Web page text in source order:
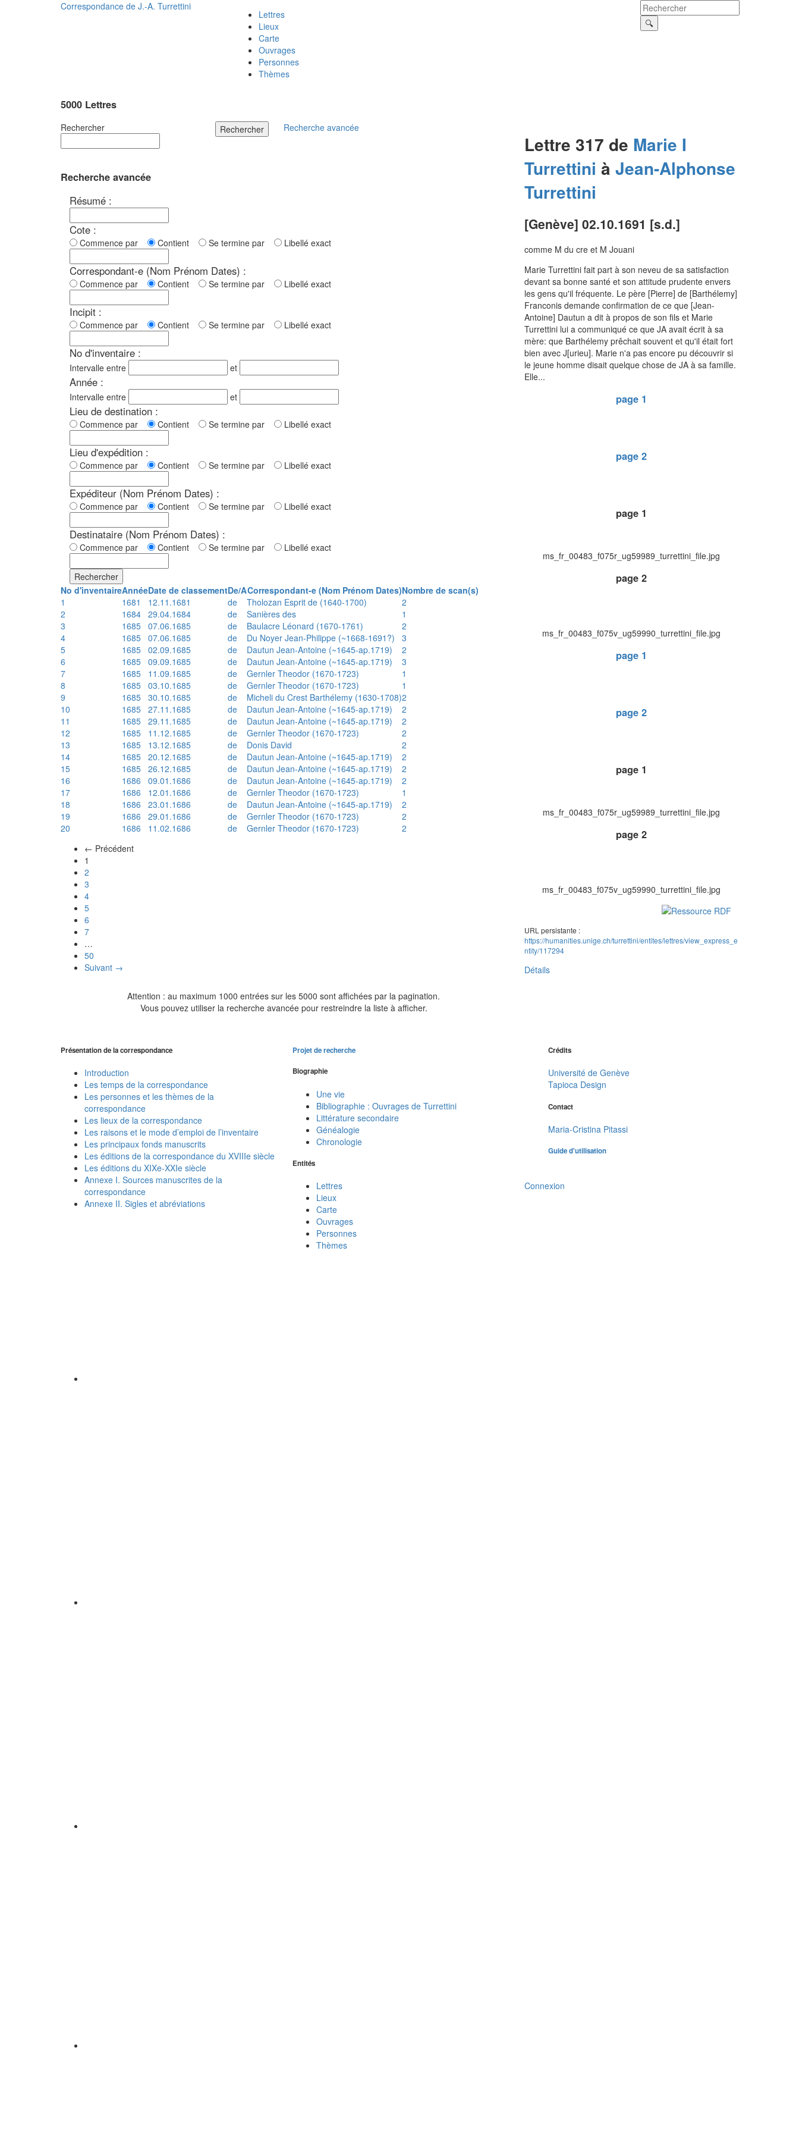
Correspondance de J.-A. Turrettini
Lettres
Lieux
Carte
Ouvrages
Personnes
Thèmes
5000 Lettres
Rechercher Rechercher Recherche avancée
Recherche avancée
Résumé :
Cote :
Commence par Contient Se termine par Libellé exact
Correspondant-e (Nom Prénom Dates) :
Commence par Contient Se termine par Libellé exact
Incipit :
Commence par Contient Se termine par Libellé exact
No d'inventaire :
Intervalle entre et
Année :
Intervalle entre et
Lieu de destination :
Commence par Contient Se termine par Libellé exact
Lieu d'expédition :
Commence par Contient Se termine par Libellé exact
Expéditeur (Nom Prénom Dates) :
Commence par Contient Se termine par Libellé exact
Destinataire (Nom Prénom Dates) :
Commence par Contient Se termine par Libellé exact
Rechercher
No d'inventaireAnnéeDate de classementDe/ACorrespondant-e (Nom Prénom Dates)Nombre de scan(s)
1
1681 12.11.1681 de Tholozan Esprit de (1640-1700)
2
2
1684 29.04.1684 de Sanières des
1
3
1685 07.06.1685 de Baulacre Léonard (1670-1761)
2
4
1685 07.06.1685 de Du Noyer Jean-Philippe (~1668-1691?)
3
5
1685 02.09.1685 de Dautun Jean-Antoine (~1645-ap.1719)
2
6
1685 09.09.1685 de Dautun Jean-Antoine (~1645-ap.1719)
3
7
1685 11.09.1685 de Gernler Theodor (1670-1723)
1
8
1685 03.10.1685 de Gernler Theodor (1670-1723)
1
9
1685 30.10.1685 de Micheli du Crest Barthélemy (1630-1708)2
10
1685 27.11.1685 de Dautun Jean-Antoine (~1645-ap.1719)
2
11
1685 29.11.1685 de Dautun Jean-Antoine (~1645-ap.1719)
2
12
1685 11.12.1685 de Gernler Theodor (1670-1723)
2
13
1685 13.12.1685 de Donis David
2
14
1685 20.12.1685 de Dautun Jean-Antoine (~1645-ap.1719)
2
15
1685 26.12.1685 de Dautun Jean-Antoine (~1645-ap.1719)
2
16
1686 09.01.1686 de Dautun Jean-Antoine (~1645-ap.1719)
2
17
1686 12.01.1686 de Gernler Theodor (1670-1723)
1
18
1686 23.01.1686 de Dautun Jean-Antoine (~1645-ap.1719)
2
19
1686 29.01.1686 de Gernler Theodor (1670-1723)
2
20
1686 11.02.1686 de Gernler Theodor (1670-1723)
2
← Précédent
1
2
3
4
5
6
7
…
50
Suivant →
Attention : au maximum 1000 entrées sur les 5000 sont affichées par la pagination.
Vous pouvez utiliser la recherche avancée pour restreindre la liste à afficher.
Lettre 317 de Marie I
Turrettini à Jean-Alphonse
Turrettini
[Genève] 02.10.1691 [s.d.]
comme M du cre et M Jouani
Marie Turrettini fait part à son neveu de sa satisfaction
devant sa bonne santé et son attitude prudente envers
les gens qu'il fréquente. Le père [Pierre] de [Barthélemy]
Franconis demande confirmation de ce que [Jean-
Antoine] Dautun a dit à propos de son fils et Marie
Turrettini lui a communiqué ce que JA avait écrit à sa
mère: que Barthélemy prêchait souvent et qu'il était fort
bien avec J[urieu]. Marie n'a pas encore pu découvrir si
le jeune homme disait quelque chose de JA à sa famille.
Elle...
page 1
page 2
page 1
ms_fr_00483_f075r_ug59989_turrettini_file.jpg
page 2
ms_fr_00483_f075v_ug59990_turrettini_file.jpg
page 1
page 2
page 1
ms_fr_00483_f075r_ug59989_turrettini_file.jpg
page 2
ms_fr_00483_f075v_ug59990_turrettini_file.jpg
URL persistante :
https://humanities.unige.ch/turrettini/entites/lettres/view_express_e
ntity/117294
Détails
Présentation de la correspondance
Introduction
Les temps de la correspondance
Les personnes et les thèmes de la
correspondance
Les lieux de la correspondance
Les raisons et le mode d’emploi de l’inventaire
Les principaux fonds manuscrits
Les éditions de la correspondance du XVIIIe siècle
Les éditions du XIXe-XXIe siècle
Annexe I. Sources manuscrites de la
correspondance
Annexe II. Sigles et abréviations
Projet de recherche
Biographie
Une vie
Bibliographie : Ouvrages de Turrettini
Littérature secondaire
Généalogie
Chronologie
Entités
Lettres
Lieux
Carte
Ouvrages
Personnes
Thèmes
Crédits
Université de Genève
Tapioca Design
Contact
Maria-Cristina Pitassi
Guide d'utilisation
Connexion